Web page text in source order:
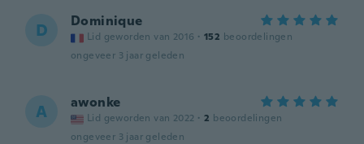
D Dominique
Lid geworden van 2016 · 152 beoordelingen
ongeveer 3 jaar geleden
A awonke
Lid geworden van 2022 · 2 beoordelingen
ongeveer 3 jaar geleden